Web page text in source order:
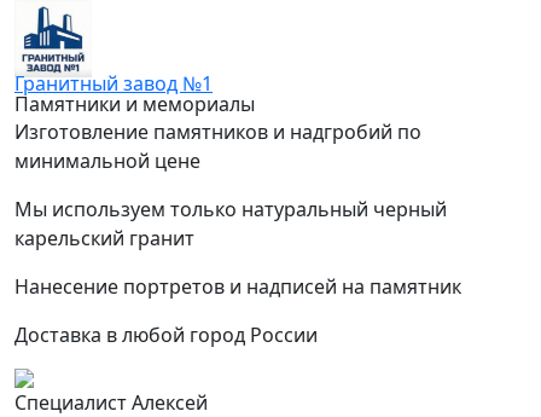
Гранитный завод №1
Памятники и мемориалы
Изготовление памятников и надгробий по
минимальной цене
Мы используем только натуральный черный
карельский гранит
Нанесение портретов и надписей на памятник
Доставка в любой город России
Специалист Алексей